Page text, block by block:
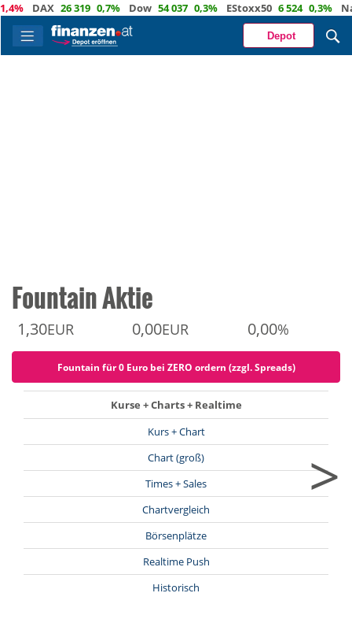
DAX 26 319 0,7% Dow 54 037 0,3% EStoxx50 6 524 0,3%
Depot
Fountain Aktie
1,30EUR 0,00EUR 0,00%
Fountain für 0 Euro bei ZERO ordern (zzgl. Spreads)
Kurse + Charts + Realtime
Kurs + Chart
Chart (groß)
Times + Sales
Chartvergleich
Börsenplätze
Realtime Push
Historisch
>